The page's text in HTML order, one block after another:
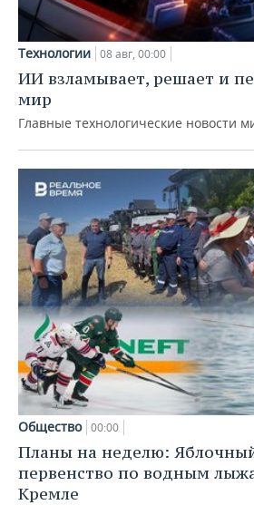
Технологии 08 авг, 00:00
ИИ взламывает, решает и
мир
Главные технологические новости
Общество 00:00
Планы на неделю:
первенство по водным
Кремле